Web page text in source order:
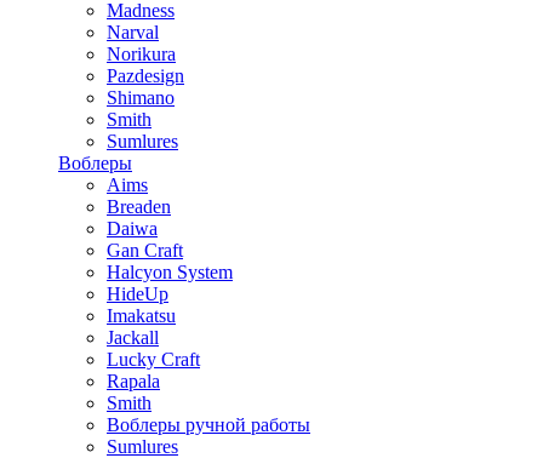
Madness
Narval
Norikura
Pazdesign
Shimano
Smith
Sumlures
Воблеры
Aims
Breaden
Daiwa
Gan Craft
Halcyon System
HideUp
Imakatsu
Jackall
Lucky Craft
Rapala
Smith
Воблеры ручной работы
Sumlures